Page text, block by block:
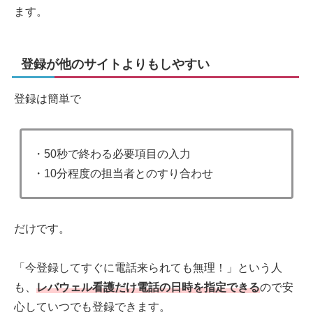
ます。
登録が他のサイトよりもしやすい
登録は簡単で
・50秒で終わる必要項目の入力
・10分程度の担当者とのすり合わせ
だけです。
「今登録してすぐに電話来られても無理！」という人
も、 レバウェル看護だけ電話の日時を指定できるので安
心していつでも登録できます。